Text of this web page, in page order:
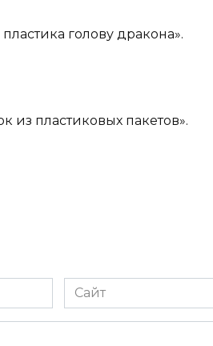
голову дракона».
из пластиковых пакетов».
Сайт